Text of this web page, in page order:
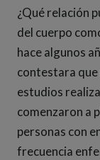
¿Qué relación
del cuerpo
hace algunos
contestara que
estudios
comenzaron a
personas con
frecuencia